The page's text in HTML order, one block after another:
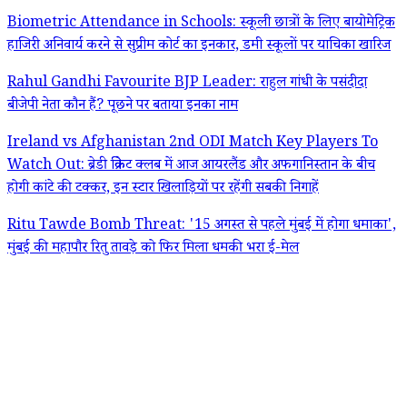
Biometric Attendance in Schools: स्कूली छात्रों के लिए बायोमेट्रिक
हाजिरी अनिवार्य करने से सुप्रीम कोर्ट का इनकार, डमी स्कूलों पर याचिका खारिज
Rahul Gandhi Favourite BJP Leader: राहुल गांधी के पसंदीदा
बीजेपी नेता कौन हैं? पूछने पर बताया इनका नाम
Ireland vs Afghanistan 2nd ODI Match Key Players To
Watch Out: ब्रेडी क्रिकेट क्लब में आज आयरलैंड और अफगानिस्तान के बीच
होगी कांटे की टक्कर, इन स्टार खिलाड़ियों पर रहेंगी सबकी निगाहें
Ritu Tawde Bomb Threat: '15 अगस्त से पहले मुंबई में होगा धमाका',
मुंबई की महापौर रितु तावड़े को फिर मिला धमकी भरा ई-मेल